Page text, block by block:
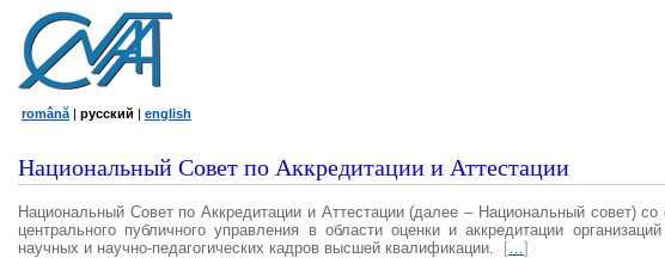
română | русский | english
Национальный Совет по Аккредитации и Аттестации
Национальный Совет по Аккредитации и Аттестации (далее – Национальный совет)
центрального публичного управления в области оценки и аккредитации
научных и научно-педагогических кадров высшей квалификации.
[…]